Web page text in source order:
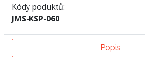
Kódy poduktů:
JMS-KSP-060
Popis